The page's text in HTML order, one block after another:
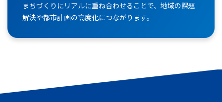
まちづくりにリアルに重ね合わせることで、地域の課題
解決や都市計画の高度化につながります。